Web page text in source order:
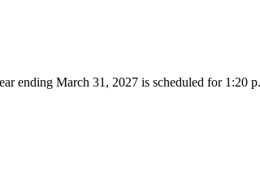
ending March 31, 2027 is scheduled for 1:20